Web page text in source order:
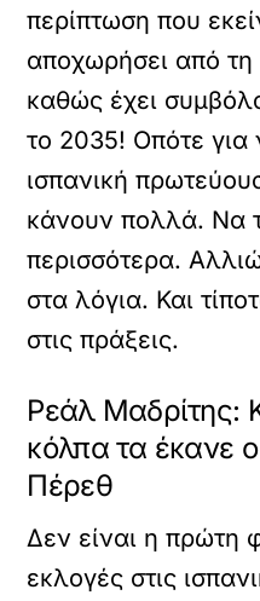
περίπτωση που
αποχωρήσει από τη
καθώς έχει
το 2035! Οπότε
ισπανική
κάνουν πολλά. Να
περισσότερα.
στα λόγια. Και
στις πράξεις.
Ρεάλ Μαδρίτης:
κόλπα τα έκανε
Πέρεθ
Δεν είναι η πρώτη
εκλογές στις